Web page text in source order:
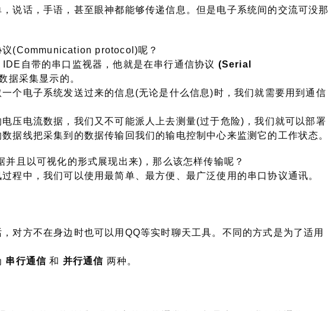
说话，手语，甚至眼神都能够传递信息。但是电子系统间的交流可没那
议(Communication protocol)呢？
自带的串口监视器，他就是在串行通信协议 (Serial
据采集显示的。
个电子系统发送过来的信息(无论是什么信息)时，我们就需要用到通信
压电流数据，我们又不可能派人上去测量(过于危险)，我们就可以部署
据线把采集到的数据传输回我们的输电控制中心来监测它的工作状态。
并且以可视化的形式展现出来)，那么该怎样传输呢？
程中，我们可以使用最简单、最方便、最广泛使用的串口协议通讯。
对方不在身边时也可以用QQ等实时聊天工具。不同的方式是为了适用
串行通信 和 并行通信 两种。